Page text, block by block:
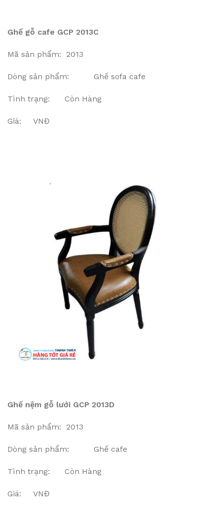
Ghế gỗ cafe GCP 2013C
Mã sản phẩm: 2013
Dòng sản phẩm: Ghế sofa cafe
Tình trạng: Còn Hàng
Giá: VNĐ
Ghế nệm gỗ lưới GCP 2013D
Mã sản phẩm: 2013
Dòng sản phẩm: Ghế cafe
Tình trạng: Còn Hàng
Giá: VNĐ